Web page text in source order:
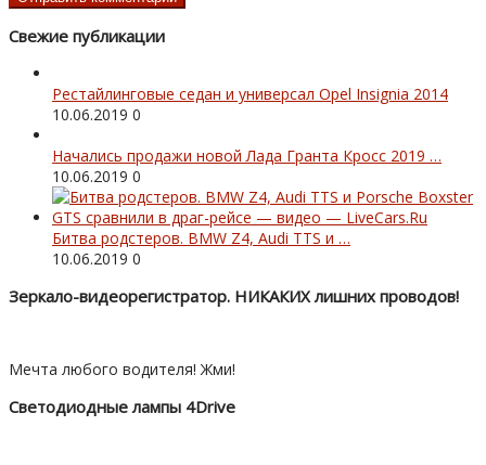
Свежие публикации
Рестайлинговые седан и универсал Opel Insignia 2014
10.06.2019 0
Начались продажи новой Лада Гранта Кросс 2019 …
10.06.2019 0
Битва родстеров. BMW Z4, Audi TTS и …
10.06.2019 0
Зеркало-видеорегистратор. НИКАКИХ лишних проводов!
Мечта любого водителя! Жми!
Светодиодные лампы 4Drive